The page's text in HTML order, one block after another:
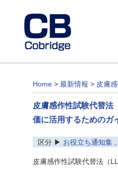
Home > 最新情報 > 皮膚
皮膚感作性試験代替
価に活用するためのガ
区分 ▶ お役立ち通知集
皮膚感作性試験代替法（